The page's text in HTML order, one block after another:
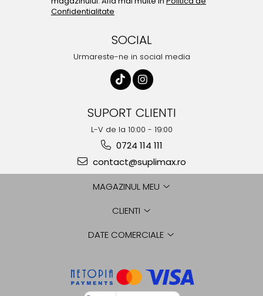
Confidentialitate
SOCIAL
Urmareste-ne in social media
SUPORT CLIENTI
L-V de la 10:00 - 19:00
0724 114 111
contact@suplimax.ro
MAGAZINUL MEU
CLIENTI
DATE COMERCIALE